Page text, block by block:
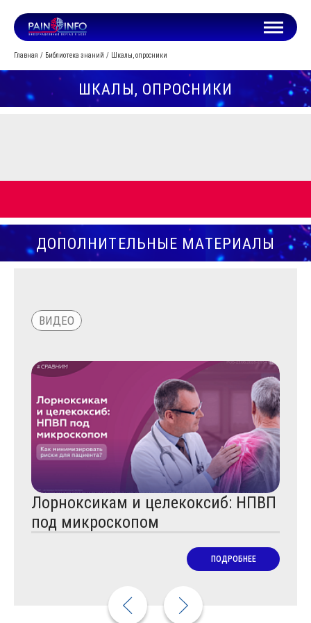
Главная Библиотека знаний Шкалы, опросники
ШКАЛЫ, ОПРОСНИКИ
ДОПОЛНИТЕЛЬНЫЕ МАТЕРИАЛЫ
ВИДЕО
Лорноксикам и целекоксиб: НПВП
под микроскопом
ПОДРОБНЕЕ